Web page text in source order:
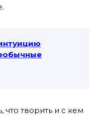
творить и с кем